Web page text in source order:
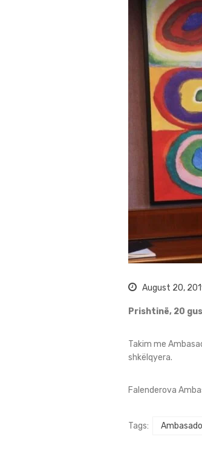
August 20,
Prishtinë, 20
Takim me
shkëlqyera.
Falenderova
Tags: